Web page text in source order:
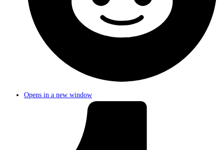
Opens in a new window